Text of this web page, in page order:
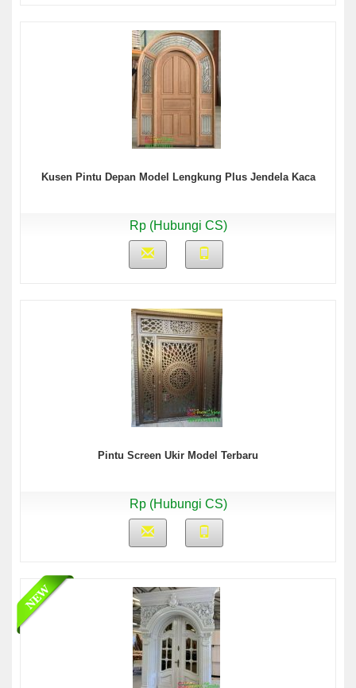
Kusen Pintu Depan Model Lengkung Plus Jendela Kaca
Rp (Hubungi CS)
Pintu Screen Ukir Model Terbaru
Rp (Hubungi CS)